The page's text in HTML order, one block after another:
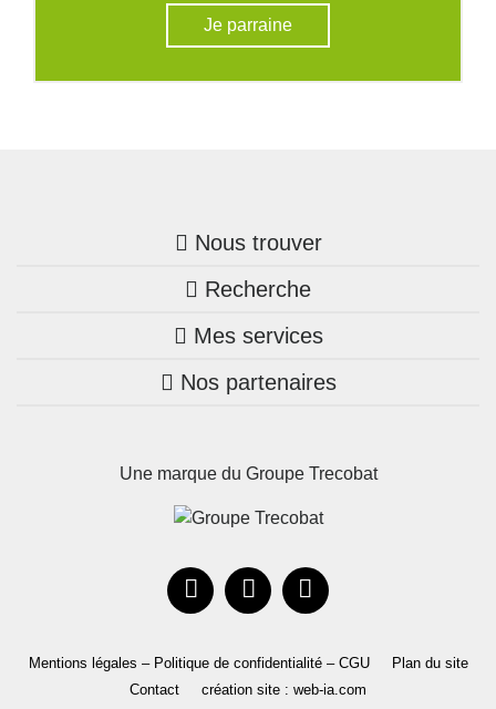
Je parraine
Nous trouver
Trouver une agence
Bretagne
Pays de la Loire
Occitanie
Recherche
Nos annonces
Maison + terrain
Mes services
Mon compte Trecobois
Parrainez un proche!
Nos partenaires
Une marque du Groupe Trecobat
Mentions légales – Politique de confidentialité – CGU
Plan du site
Contact
création site : web-ia.com